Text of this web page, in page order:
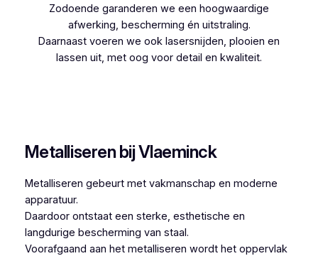
Zodoende garanderen we een hoogwaardige
afwerking, bescherming én uitstraling.
Daarnaast voeren we ook lasersnijden, plooien en
lassen uit, met oog voor detail en kwaliteit.
Metalliseren bij Vlaeminck
Metalliseren gebeurt met vakmanschap en moderne
apparatuur.
Daardoor ontstaat een sterke, esthetische en
langdurige bescherming van staal.
Voorafgaand aan het metalliseren wordt het oppervlak